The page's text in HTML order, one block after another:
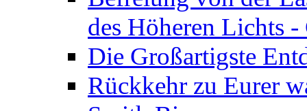
des Höheren Lichts
Die Großartigste
Rückkehr zu Eurer